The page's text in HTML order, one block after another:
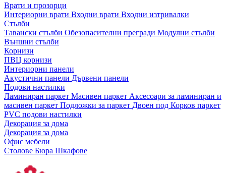
Врати и прозорци
Интериорни врати Входни врати Входни изтривалки
Стълби
Тавански стълби Обезопасителни прегради Модулни стълби
Външни стълби
Корнизи
ПВЦ корнизи
Интериорни панели
Акустични панели Дървени панели
Подови настилки
Ламиниран паркет Масивен паркет Аксесоари за ламиниран и
масивен паркет Подложки за паркет Двоен под Корков паркет
PVC подови настилки
Декорация за дома
Декорация за дома
Офис мебели
Столове Бюра Шкафове